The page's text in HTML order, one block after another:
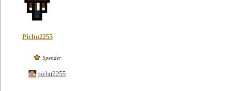
Pichu2255
Spender
pichu2255